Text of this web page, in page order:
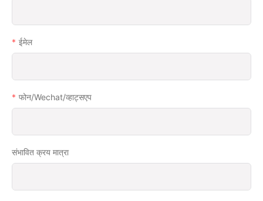
ईमेल
फोन/wechat/व्हाट्सएप
संभावित क्रय मात्रा